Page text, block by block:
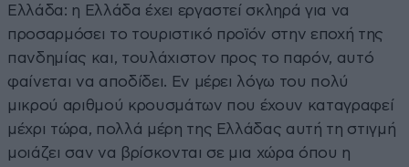
Ελλάδα: η Ελλάδα έχει εργαστεί σκληρά για να
προσαρμόσει το τουριστικό προϊόν στην εποχή της
πανδημίας και, τουλάχιστον προς το παρόν, αυτό
φαίνεται να αποδίδει. Εν μέρει λόγω του πολύ
μικρού αριθμού κρουσμάτων που έχουν καταγραφεί
μέχρι τώρα, πολλά μέρη της Ελλάδας αυτή τη στιγμή
μοιάζει σαν να βρίσκονται σε μια χώρα όπου η